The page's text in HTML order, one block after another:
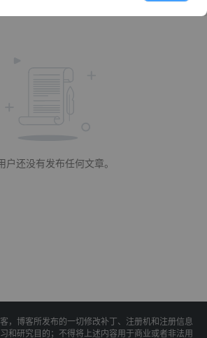
户还没有发布任何文章。
，博客所发布的一切修改补丁、注册机和注册信息
和研究目的；不得将上述内容用于商业或者非法用